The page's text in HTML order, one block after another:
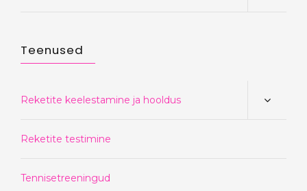
Teenused
Reketite keelestamine ja hooldus
Reketite testimine
Tennisetreeningud